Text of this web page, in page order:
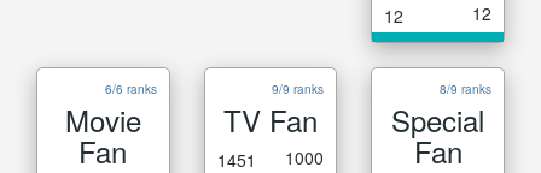
12 12
6/6 ranks
Movie
Fan
9/9 ranks
TV Fan
1451 1000
8/9 ranks
Special
Fan